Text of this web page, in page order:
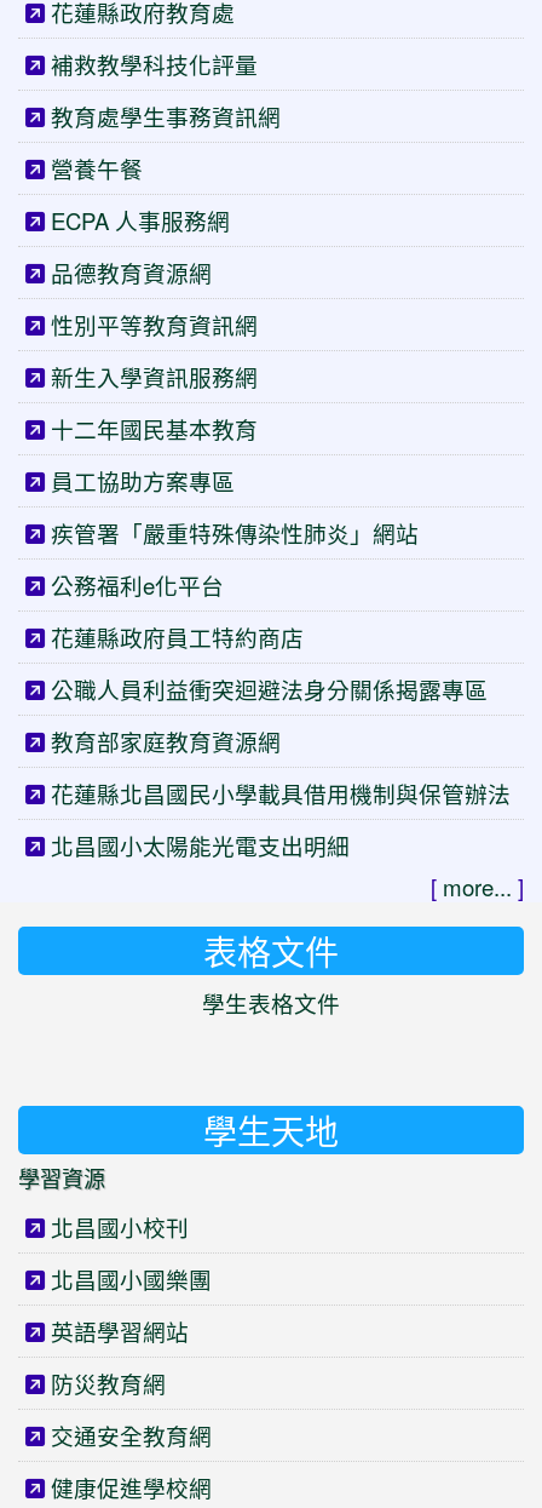
花蓮縣政府教育處
補救教學科技化評量
教育處學生事務資訊網
營養午餐
ECPA 人事服務網
品德教育資源網
性別平等教育資訊網
新生入學資訊服務網
十二年國民基本教育
員工協助方案專區
疾管署「嚴重特殊傳染性肺炎」網站
公務福利e化平台
花蓮縣政府員工特約商店
公職人員利益衝突迴避法身分關係揭露專區
教育部家庭教育資源網
花蓮縣北昌國民小學載具借用機制與保管辦法
北昌國小太陽能光電支出明細
[ more... ]
表格文件
學生表格文件
學生天地
學習資源
北昌國小校刊
北昌國小國樂團
英語學習網站
防災教育網
交通安全教育網
健康促進學校網